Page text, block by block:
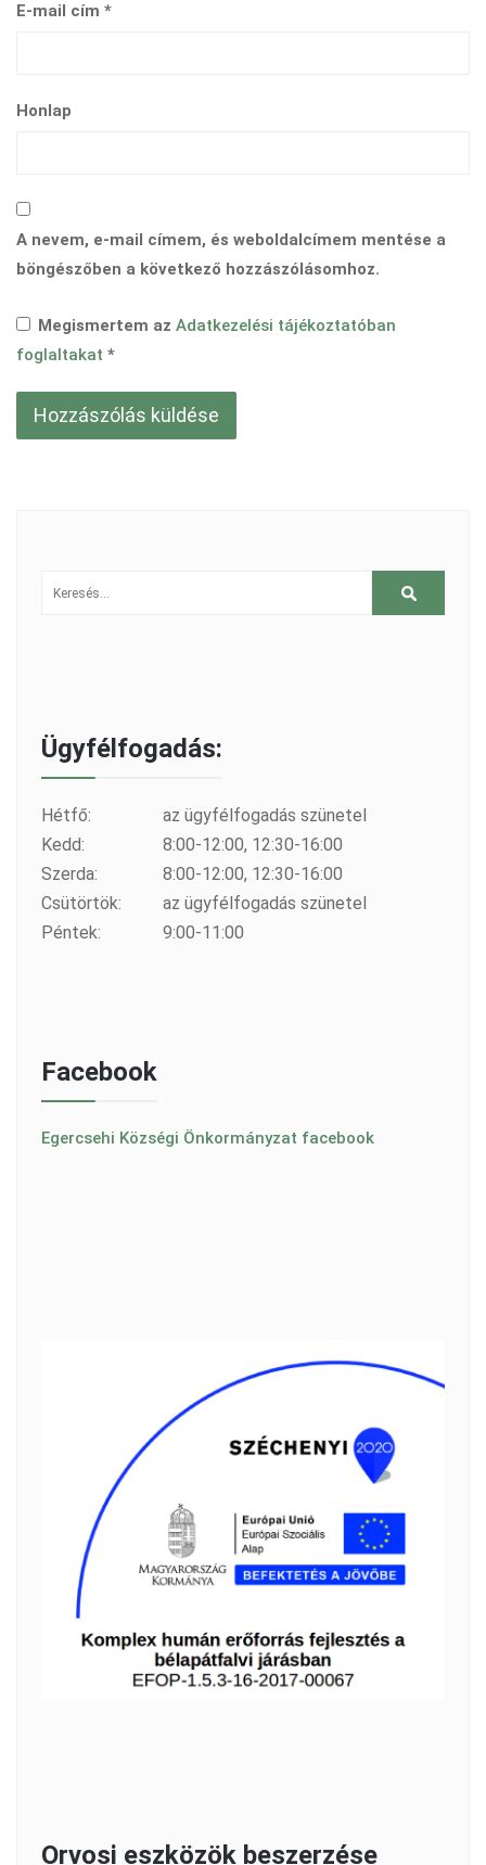
E-mail cím *
Honlap
A nevem, e-mail címem, és weboldalcímem mentése a
böngészőben a következő hozzászólásomhoz.
Megismertem az Adatkezelési tájékoztatóban
foglaltakat *
Ügyfélfogadás:
Hétfő:
az ügyfélfogadás szünetel
Kedd:
8:00-12:00, 12:30-16:00
Szerda:
8:00-12:00, 12:30-16:00
Csütörtök:
az ügyfélfogadás szünetel
Péntek:
9:00-11:00
Facebook
Egercsehi Községi Önkormányzat facebook
Orvosi eszközök beszerzése